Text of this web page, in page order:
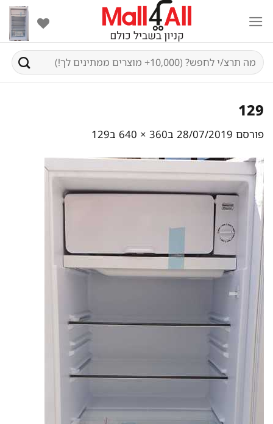
content
חיפוש
עבור:
129
פורסם 28/07/2019 ב360 × 640 ב129